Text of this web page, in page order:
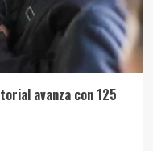
avanza con 125